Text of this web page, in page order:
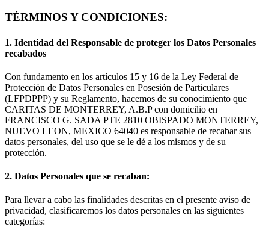
TÉRMINOS Y CONDICIONES:
1. Identidad del Responsable de proteger los Datos Personales
recabados
Con fundamento en los artículos 15 y 16 de la Ley Federal de
Protección de Datos Personales en Posesión de Particulares
(LFPDPPP) y su Reglamento, hacemos de su conocimiento que
CARITAS DE MONTERREY, A.B.P con domicilio en
FRANCISCO G. SADA PTE 2810 OBISPADO MONTERREY,
NUEVO LEON, MEXICO 64040 es responsable de recabar sus
datos personales, del uso que se le dé a los mismos y de su
protección.
2. Datos Personales que se recaban:
Para llevar a cabo las finalidades descritas en el presente aviso de
privacidad, clasificaremos los datos personales en las siguientes
categorías: